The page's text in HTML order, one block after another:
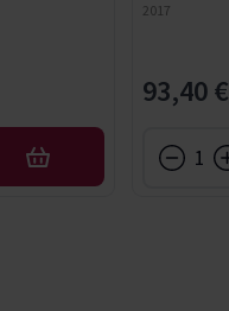
AFEGIR
2017
93,40 €